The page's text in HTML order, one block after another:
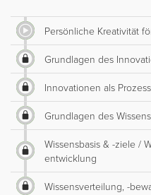
Persönliche Kreativität
Grundlagen des
Innovationen als Prozess
Grundlagen des
Wissensbasis & -ziele /
entwicklung
Wissensverteilung, -